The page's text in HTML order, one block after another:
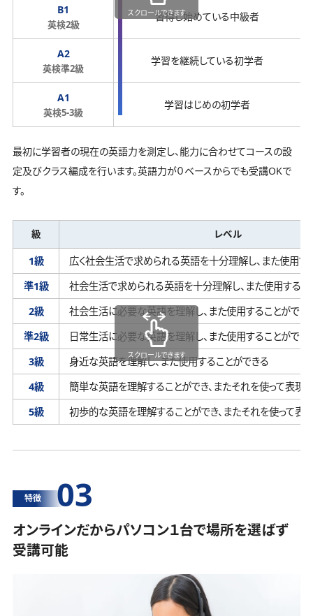
B1
英検2級
習得し始めている中級者
A2
英検準2級
学習を継続している初学者
A1
英検5-3級
学習はじめの初学者
スクロールできます
最初に学習者の現在の英語力を測定し、能力に合わせてコースの設
定及びクラス編成を行います。英語力が０ベースからでも受講OKで
す。
級 レベル
1級 広く社会生活で求められる英語を十分理解し、 また使用す
準1級
社会生活で求められる英語を十分理解し、 また使用するこ
2級
社会生活に必要な英語を理解し、 また使用することができ
準2級
日常生活に必要な英語を理解し、 また使用することができ
3級
身近な英語を理解し、また使用することができる
4級
簡単な英語を理解することができ、 またそれを使って表現
5級
初歩的な英語を理解することができ、 またそれを使って表
スクロールできます
特徴 03
オンラインだからパソコン１台で場所を選ばず
受講可能